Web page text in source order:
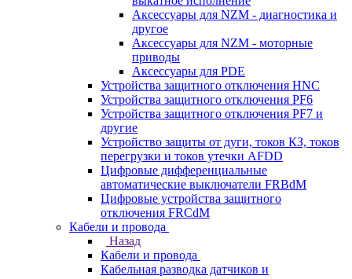
Аксессуары для NZM - диагностика и
другое
Аксессуары для NZM - моторные
приводы
Аксессуары для PDE
Устройства защитного отключения HNC
Устройства защитного отключения PF6
Устройства защитного отключения PF7 и
другие
Устройство защиты от дуги, токов КЗ, токов
перегрузки и токов утечки AFDD
Цифровые дифференциальные
автоматические выключатели FRBdM
Цифровые устройства защитного
отключения FRCdM
Кабели и провода
Назад
Кабели и провода
Кабельная разводка датчиков и